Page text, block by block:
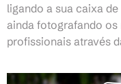
ligando a sua caixa
ainda fotografando os
profissionais através